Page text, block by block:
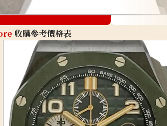
收購參考價格表